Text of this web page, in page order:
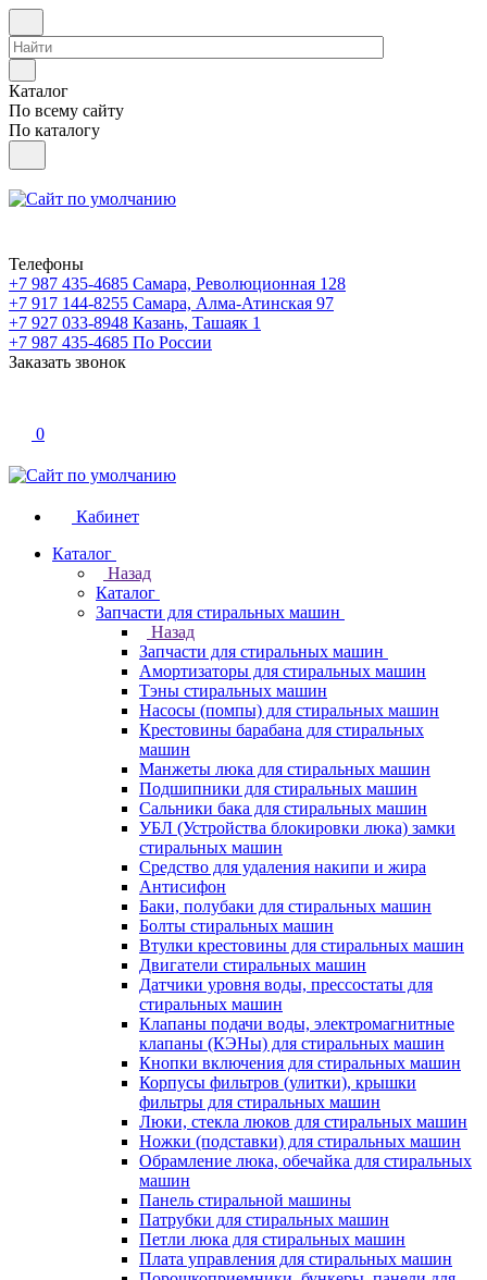
Каталог
По всему сайту
По каталогу
Телефоны
+7 987 435-4685 Самара, Революционная 128
+7 917 144-8255 Самара, Алма-Атинская 97
+7 927 033-8948 Казань, Ташаяк 1
+7 987 435-4685 По России
Заказать звонок
0
Кабинет
Каталог
Назад
Каталог
Запчасти для стиральных машин
Назад
Запчасти для стиральных машин
Амортизаторы для стиральных машин
Тэны стиральных машин
Насосы (помпы) для стиральных машин
Крестовины барабана для стиральных
машин
Манжеты люка для стиральных машин
Подшипники для стиральных машин
Сальники бака для стиральных машин
УБЛ (Устройства блокировки люка) замки
стиральных машин
Средство для удаления накипи и жира
Антисифон
Баки, полубаки для стиральных машин
Болты стиральных машин
Втулки крестовины для стиральных машин
Двигатели стиральных машин
Датчики уровня воды, прессостаты для
стиральных машин
Клапаны подачи воды, электромагнитные
клапаны (КЭНы) для стиральных машин
Кнопки включения для стиральных машин
Корпусы фильтров (улитки), крышки
фильтры для стиральных машин
Люки, стекла люков для стиральных машин
Ножки (подставки) для стиральных машин
Обрамление люка, обечайка для стиральных
машин
Панель стиральной машины
Патрубки для стиральных машин
Петли люка для стиральных машин
Плата управления для стиральных машин